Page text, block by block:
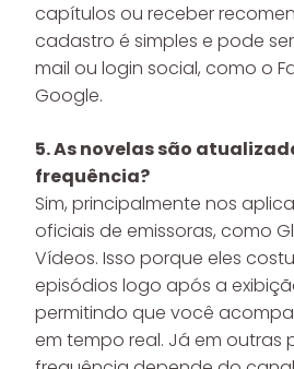
capítulos ou receber
cadastro é simples e pode
mail ou login social, como o
Google.
5. As novelas são
frequência?
Sim, principalmente nos
oficiais de emissoras, como
Vídeos. Isso porque eles
episódios logo após a
permitindo que você
em tempo real. Já em outras